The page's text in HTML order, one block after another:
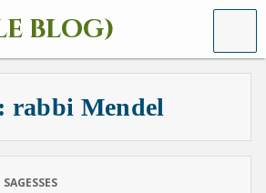
blog) MENU
rabbi Mendel
SAGESSES